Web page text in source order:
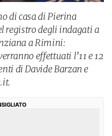
di casa di Pierina
registro degli indagati a
a Rimini:
effettuati l’11 e 12
di Davide Barzan e